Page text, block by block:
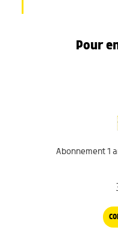
Pour
Abonnement 1